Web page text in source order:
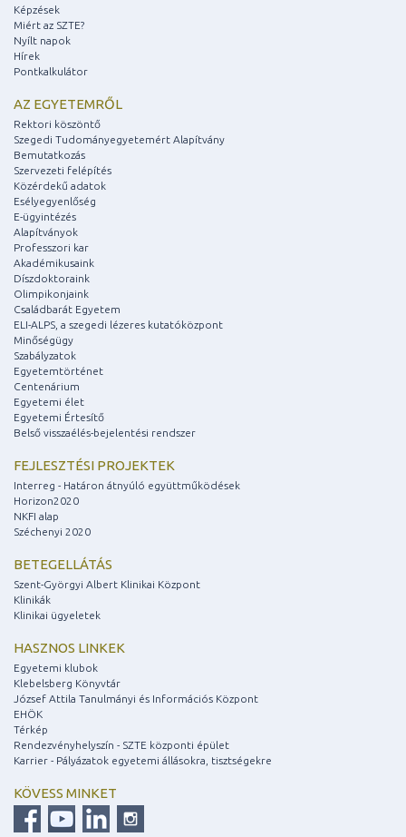
Képzések
Miért az SZTE?
Nyílt napok
Hírek
Pontkalkulátor
AZ EGYETEMRŐL
Rektori köszöntő
Szegedi Tudományegyetemért Alapítvány
Bemutatkozás
Szervezeti felépítés
Közérdekű adatok
Esélyegyenlőség
E-ügyintézés
Alapítványok
Professzori kar
Akadémikusaink
Díszdoktoraink
Olimpikonjaink
Családbarát Egyetem
ELI-ALPS, a szegedi lézeres kutatóközpont
Minőségügy
Szabályzatok
Egyetemtörténet
Centenárium
Egyetemi élet
Egyetemi Értesítő
Belső visszaélés-bejelentési rendszer
FEJLESZTÉSI PROJEKTEK
Interreg - Határon átnyúló együttműködések
Horizon2020
NKFI alap
Széchenyi 2020
BETEGELLÁTÁS
Szent-Györgyi Albert Klinikai Központ
Klinikák
Klinikai ügyeletek
HASZNOS LINKEK
Egyetemi klubok
Klebelsberg Könyvtár
József Attila Tanulmányi és Információs Központ
EHÖK
Térkép
Rendezvényhelyszín - SZTE központi épület
Karrier - Pályázatok egyetemi állásokra, tisztségekre
KÖVESS MINKET